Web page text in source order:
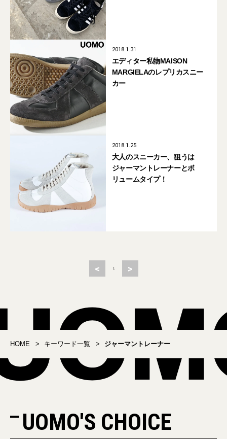
2018.1.31
エディター私物MAISON
MARGIELAのレプリカスニー
カー
2018.1.25
大人のスニーカー、狙うは
ジャーマントレーナーとボ
リュームタイプ！
< 1 >
HOME キーワード一覧 ジャーマントレーナー
UOMO'S CHOICE